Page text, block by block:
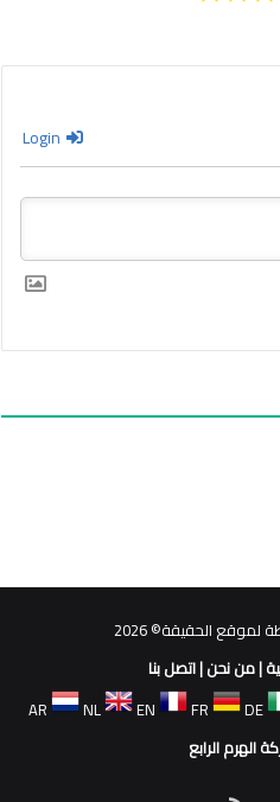
الحقيقة© 2026
|من نحن|اتصل بنا
AR
NL EN FR DE
الهرم الرابع